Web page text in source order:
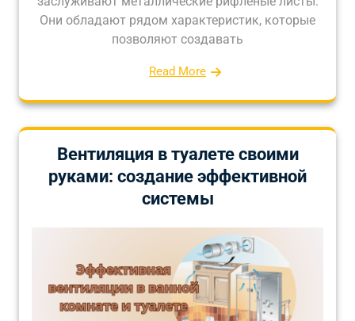
Они обладают рядом характеристик, которые
позволяют создавать
Read More
Вентиляция в туалете своими
руками: создание эффективной
системы